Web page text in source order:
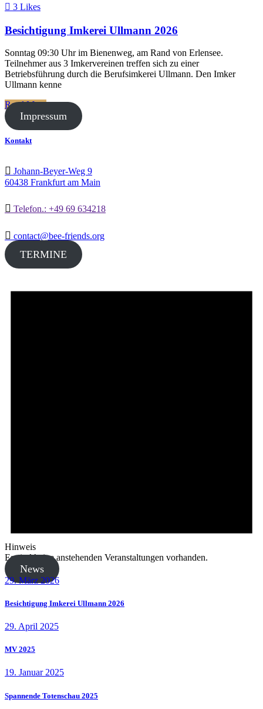
3 Likes
Besichtigung Imkerei Ullmann 2026
Sonntag 09:30 Uhr im Bienenweg, am Rand von Erlensee.
Teilnehmer aus 3 Imkervereinen treffen sich zu einer
Betriebsführung durch die Berufsimkerei Ullmann. Den Imker
Ullmann kenne
Read More
Impressum
Kontakt
Johann-Beyer-Weg 9
60438 Frankfurt am Main
Telefon.: +49 69 634218
contact@bee-friends.org
TERMINE
Hinweis
Es sind keine anstehenden Veranstaltungen vorhanden.
News
29. März 2026
Besichtigung Imkerei Ullmann 2026
29. April 2025
MV 2025
19. Januar 2025
Spannende Totenschau 2025